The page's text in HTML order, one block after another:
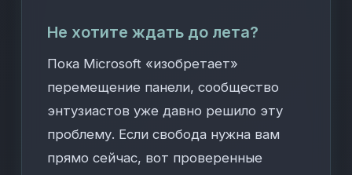
Не хотите ждать до лета?
Пока Microsoft «изобретает»
перемещение панели, сообщество
энтузиастов уже давно решило эту
проблему. Если свобода нужна вам
прямо сейчас, вот проверенные